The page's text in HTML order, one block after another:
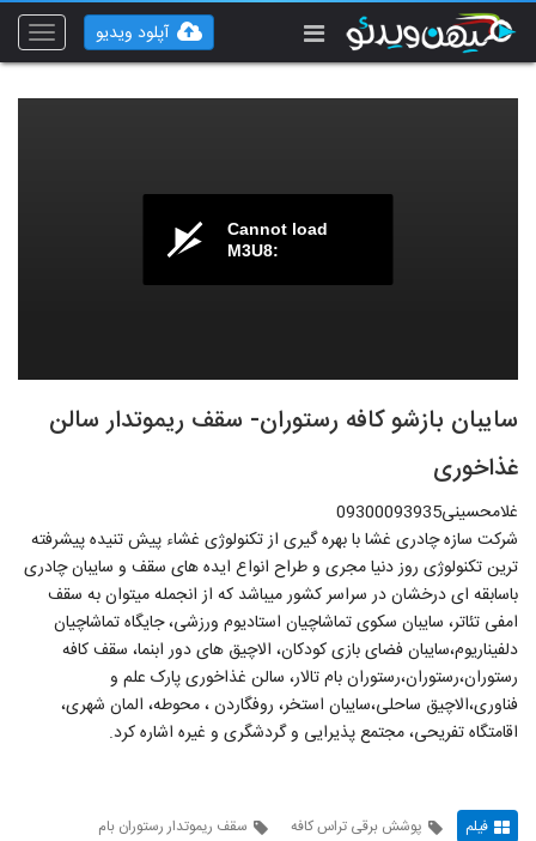
Toggle
آپلود ویدیو
Cannot load
M3U8:
سایبان بازشو کافه رستوران- سقف ریموتدار سالن
غذاخوری
غلامحسینی09300093935
شرکت سازه چادری غشا با بهره گیری از تکنولوژی غشاء پیش تنیده پیشرفته
ترین تکنولوژی روز دنیا مجری و طراح انواع ایده های سقف و سایبان چادری
باسابقه ای درخشان در سراسر کشور میباشد که از انجمله میتوان به سقف
امفی تئاتر، سایبان سکوی تماشاچیان استادیوم ورزشی، جایگاه تماشاچیان
دلفیناریوم،سایبان فضای بازی کودکان، الاچیق های دور ابنما، سقف کافه
رستوران،رستوران،رستوران بام تالار، سالن غذاخوری پارک علم و
فناوری،الاچیق ساحلی،سایبان استخر، روفگاردن ، محوطه، المان شهری،
اقامتگاه تفریحی، مجتمع پذیرایی و گردشگری و غیره اشاره کرد.
فیلم پوشش برقی تراس کافه
سقف ریموتدار رستوران بام